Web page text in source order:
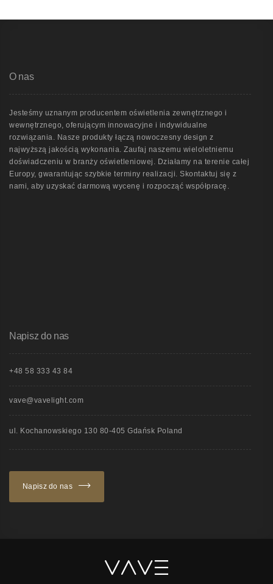
O nas
Jesteśmy uznanym producentem oświetlenia zewnętrznego i
wewnętrznego, oferującym innowacyjne i indywidualne
rozwiązania. Nasze produkty łączą nowoczesny design z
najwyższą jakością wykonania. Zaufaj naszemu wieloletniemu
doświadczeniu w branży oświetleniowej. Działamy na terenie całej
Europy, gwarantując szybkie terminy realizacji. Skontaktuj się z
nami, aby uzyskać darmową wycenę i rozpocząć współpracę.
Napisz do nas
+48 58 333 43 84
vave@vavelight.com
ul. Kochanowskiego 130 80-405 Gdańsk Poland
Napisz do nas